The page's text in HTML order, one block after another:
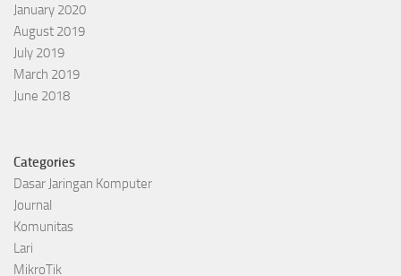
January 2020
August 2019
July 2019
March 2019
June 2018
Categories
Dasar Jaringan Komputer
Journal
Komunitas
Lari
MikroTik